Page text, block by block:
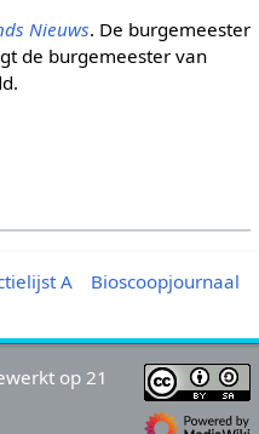
Nieuws. De burgemeester
de burgemeester van
A
Bioscoopjournaal
op 21